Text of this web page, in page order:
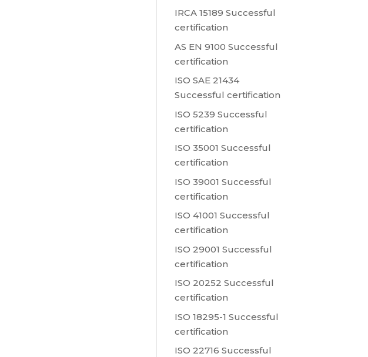
IRCA 15189 Successful
certification
AS EN 9100 Successful
certification
ISO SAE 21434
Successful certification
ISO 5239 Successful
certification
ISO 35001 Successful
certification
ISO 39001 Successful
certification
ISO 41001 Successful
certification
ISO 29001 Successful
certification
ISO 20252 Successful
certification
ISO 18295-1 Successful
certification
ISO 22716 Successful